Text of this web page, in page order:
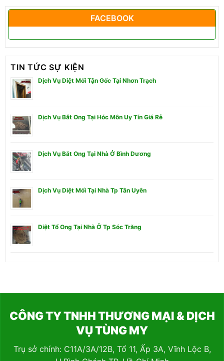
FACEBOOK
TIN TỨC SỰ KIỆN
Dịch Vụ Diệt Mối Tận Gốc Tại Nhơn Trạch
Dịch Vụ Bắt Ong Tại Hóc Môn Uy Tín Giá Rẻ
Dịch Vụ Bắt Ong Tại Nhà Ở Bình Dương
Dịch Vụ Diệt Mối Tại Nhà Tp Tân Uyên
Diệt Tổ Ong Tại Nhà Ở Tp Sóc Trăng
CÔNG TY TNHH THƯƠNG MẠI & DỊCH
VỤ TÙNG MY
Trụ sở chính: C11A/3A/12B, Tổ 11, Ấp 3A, Vĩnh Lộc B,